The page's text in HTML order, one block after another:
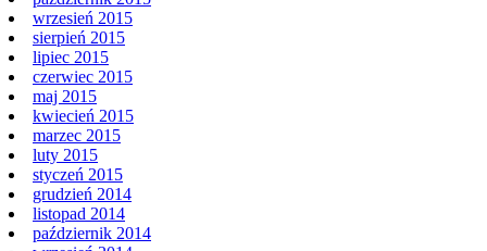
wrzesień 2015
sierpień 2015
lipiec 2015
czerwiec 2015
maj 2015
kwiecień 2015
marzec 2015
luty 2015
styczeń 2015
grudzień 2014
listopad 2014
październik 2014